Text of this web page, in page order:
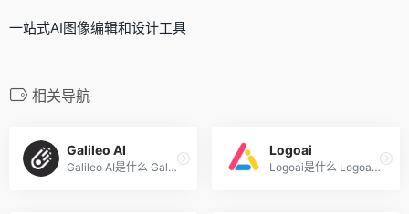
一站式AI图像编辑和设计工具
相关导航
Galileo AI
Galileo AI是什么 Galileo AI...
Logoai
Logoai是什么 Logoai是在线AI...